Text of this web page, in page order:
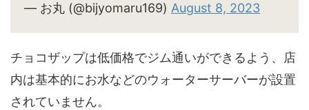
— お丸 (@bijyomaru169) August 8, 2023
チョコザップは低価格でジム通いができるよう、店
内は基本的にお水などのウォーターサーバーが設置
されていません。